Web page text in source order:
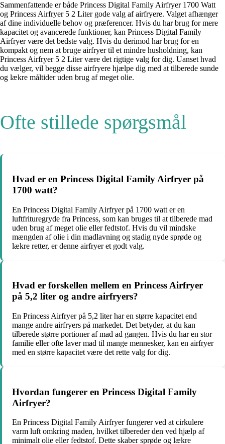
Sammenfattende er både Princess Digital Family Airfryer 1700 Watt
og Princess Airfryer 5 2 Liter gode valg af airfryere. Valget afhænger
af dine individuelle behov og præferencer. Hvis du har brug for mere
kapacitet og avancerede funktioner, kan Princess Digital Family
Airfryer være det bedste valg. Hvis du derimod har brug for en
kompakt og nem at bruge airfryer til et mindre husholdning, kan
Princess Airfryer 5 2 Liter være det rigtige valg for dig. Uanset hvad
du vælger, vil begge disse airfryere hjælpe dig med at tilberede sunde
og lækre måltider uden brug af meget olie.
Ofte stillede spørgsmål
Hvad er en Princess Digital Family Airfryer på
1700 watt?
En Princess Digital Family Airfryer på 1700 watt er en
luftfrituregryde fra Princess, som kan bruges til at tilberede mad
uden brug af meget olie eller fedtstof. Hvis du vil mindske
mængden af olie i din madlavning og stadig nyde sprøde og
lækre retter, er denne airfryer et godt valg.
Hvad er forskellen mellem en Princess Airfryer
på 5,2 liter og andre airfryers?
En Princess Airfryer på 5,2 liter har en større kapacitet end
mange andre airfryers på markedet. Det betyder, at du kan
tilberede større portioner af mad ad gangen. Hvis du har en stor
familie eller ofte laver mad til mange mennesker, kan en airfryer
med en større kapacitet være det rette valg for dig.
Hvordan fungerer en Princess Digital Family
Airfryer?
En Princess Digital Family Airfryer fungerer ved at cirkulere
varm luft omkring maden, hvilket tilbereder den ved hjælp af
minimalt olie eller fedtstof. Dette skaber sprøde og lækre